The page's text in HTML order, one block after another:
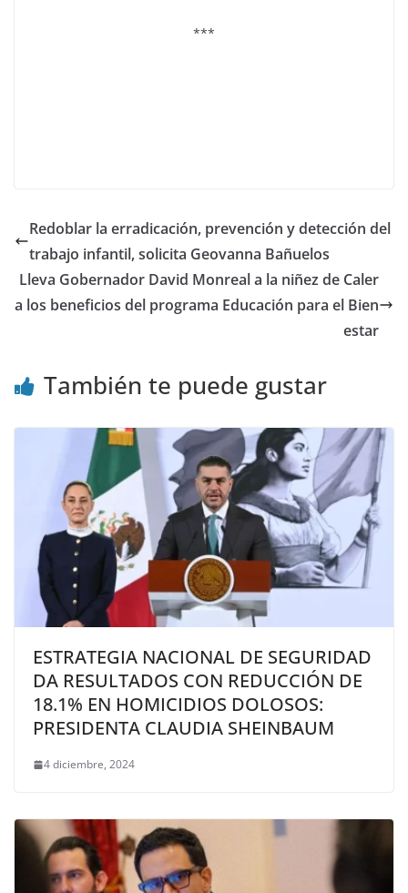
***
Redoblar la erradicación, prevención y detección del
trabajo infantil, solicita Geovanna Bañuelos
Lleva Gobernador David Monreal a la niñez de Caler
a los beneficios del programa Educación para el Bien
estar
También te puede gustar
ESTRATEGIA NACIONAL DE SEGURIDAD
DA RESULTADOS CON REDUCCIÓN DE
18.1% EN HOMICIDIOS DOLOSOS:
PRESIDENTA CLAUDIA SHEINBAUM
4 diciembre, 2024